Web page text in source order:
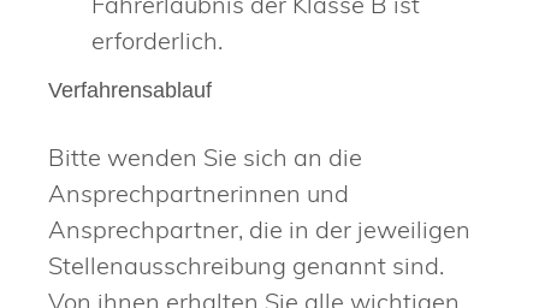
erforderlich.
Verfahrensablauf
Bitte wenden Sie sich an die
Ansprechpartnerinnen und
Ansprechpartner, die in der jeweiligen
Stellenausschreibung genannt sind.
Von ihnen erhalten Sie alle wichtigen